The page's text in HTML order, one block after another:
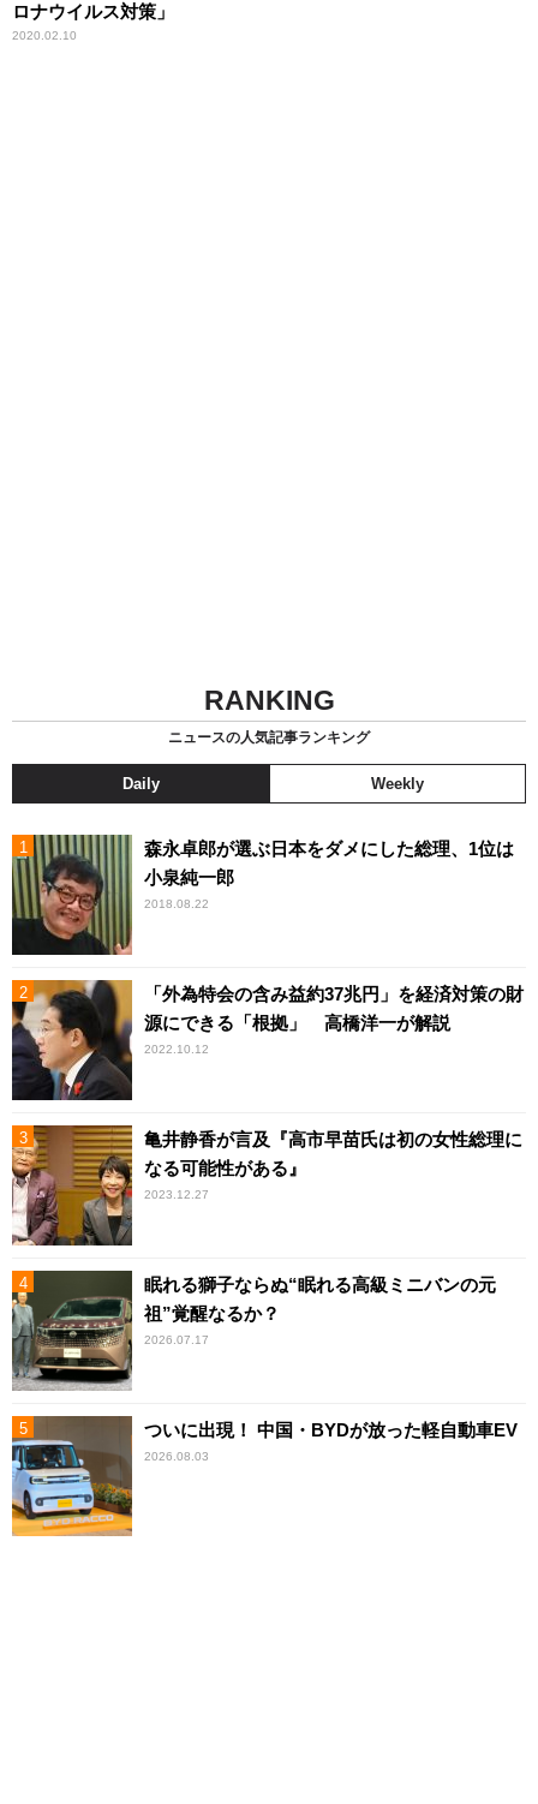
ロナウイルス対策」
2020.02.10
RANKING
ニュースの人気記事ランキング
Daily Weekly
森永卓郎が選ぶ日本をダメにした総理、1位は
小泉純一郎
2018.08.22
「外為特会の含み益約37兆円」を経済対策の財
源にできる「根拠」 高橋洋一が解説
2022.10.12
亀井静香が言及『高市早苗氏は初の女性総理に
なる可能性がある』
2023.12.27
眠れる獅子ならぬ“眠れる高級ミニバンの元
祖”覚醒なるか？
2026.07.17
ついに出現！ 中国・BYDが放った軽自動車EV
2026.08.03